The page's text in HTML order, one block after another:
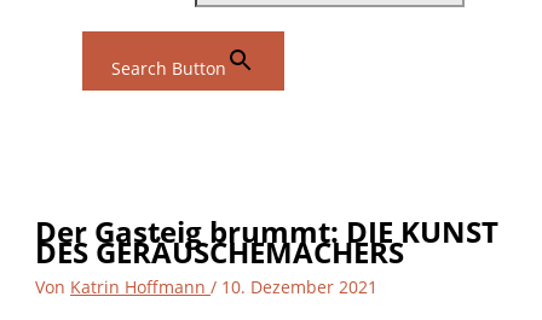
Search Button
Der Gasteig brummt: DIE KUNST
DES GERÄUSCHEMACHERS
Von Katrin Hoffmann/ 10. Dezember 2021